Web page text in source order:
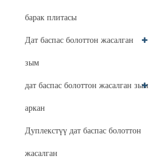
барак плитасы
Дат баспас болоттон жасалган
зым
дат баспас болоттон жасалган зым
аркан
Дуплекстүү дат баспас болоттон
жасалган